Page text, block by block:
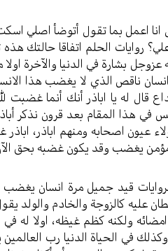
اعمل بما تقول أتوضأ اصلي
روايات الحلم اتفاقا حالتك
عزوجل بشارة في الدنيا والآخرة
ناقص الذي لا يغضب هذا
قال له يا اباذر أنك أنما غضبت
هذا المقام بعد قرون نذكر
عيون اصحابه ومنهم اباذر،
المؤمن يغضب وقد يكون غضبه بحق
قيد جميل مرة انسان
عليه كالزوجة والخادم
ولكنه كظم غيظه، اولا له في
وكذلك في الحياة الدنيا رب